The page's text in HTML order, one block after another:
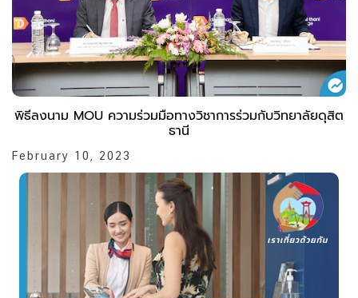
พิธีลงนาม MOU ความร่วมมือทางวิชาการร่วมกับวิทยาลัยดุสิต
ธานี
February 10, 2023